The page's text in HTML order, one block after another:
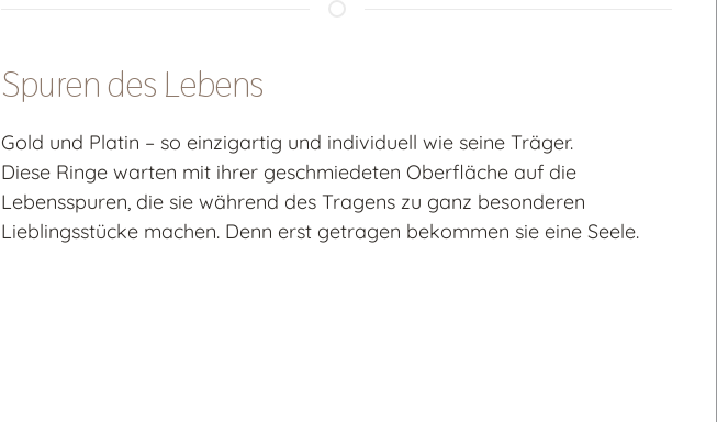
Spuren des Lebens
Gold und Platin – so einzigartig und individuell wie seine Träger.
Diese Ringe warten mit ihrer geschmiedeten Oberfläche auf die
Lebensspuren, die sie während des Tragens zu ganz besonderen
Lieblingsstücke machen. Denn erst getragen bekommen sie eine Seele.